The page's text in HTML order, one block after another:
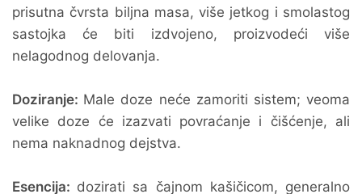
prisutna čvrsta biljna masa, više jetkog i smolastog
sastojka će biti izdvojeno, proizvodeći više
nelagodnog delovanja.
Doziranje: Male doze neće zamoriti sistem; veoma
velike doze će izazvati povraćanje i čišćenje, ali
nema naknadnog dejstva.
Esencija: dozirati sa čajnom kašičicom, generalno